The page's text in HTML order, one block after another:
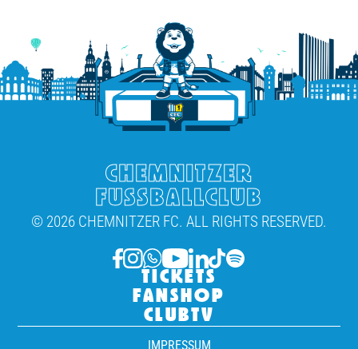
CHEMNITZER
FUSSBALLCLUB
© 2026 CHEMNITZER FC. ALL RIGHTS RESERVED.
TICKETS
FANSHOP
CLUBTV
IMPRESSUM